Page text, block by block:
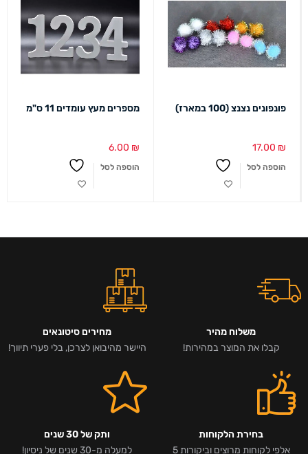
פונפונים נצנצ (100 במארז)
17.00 ₪
הוספה לסל
מספרים מעץ עומדים 11 ס"מ
6.00 ₪
הוספה לסל
משלוח מהיר
קבלו את המוצר במהירות!
מחירים סיטונאים
היישר מהיבואן לצרכן, בלי פערי תיווך!
בחירת הלקוחות
אלפי לקוחות מרוצים וביקורות 5
ותק של 30 שנים
למעלה מ-30 שנים של ניסיון!